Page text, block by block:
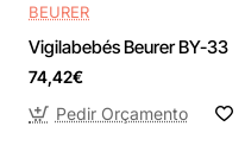
BEURER
Vigilabebés Beurer BY-33
74,42€
Pedir Orçamento